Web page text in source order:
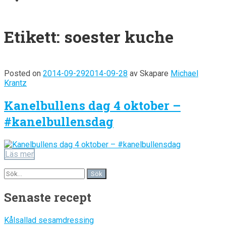
Etikett: soester kuche
Posted on 2014-09-292014-09-28 av Skapare Michael
Krantz
Kanelbullens dag 4 oktober –
#kanelbullensdag
Läs mer
Senaste recept
Kålsallad sesamdressing